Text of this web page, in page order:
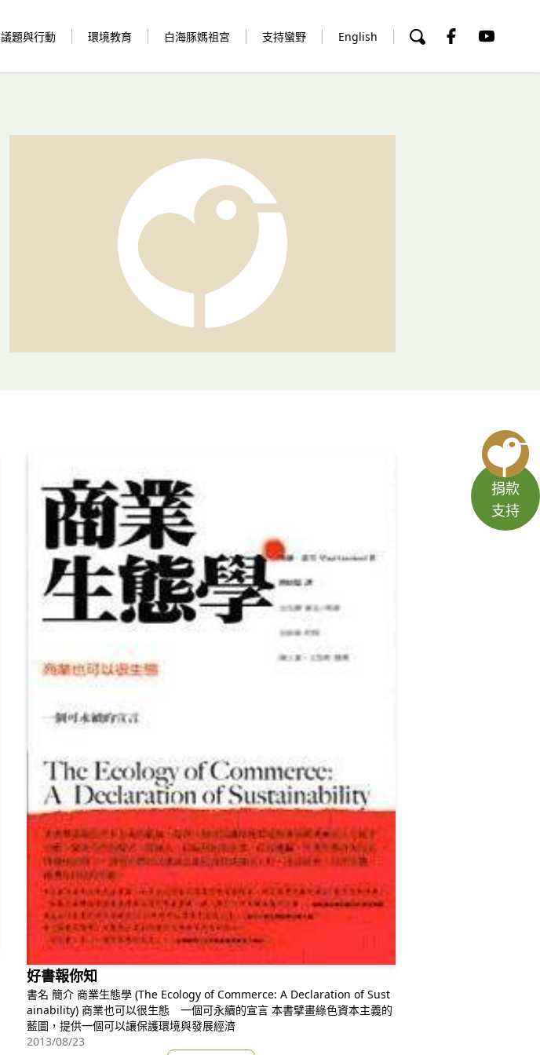
議題與行動 環境教育 白海豚媽祖宮 支持蠻野 English
捐款
支持
好書報你知
書名 簡介 商業生態學 (The Ecology of Commerce: A Declaration of Sust
ainability) 商業也可以很生態 一個可永續的宣言 本書擘畫綠色資本主義的
藍圖，提供一個可以讓保護環境與發展經濟
2013/08/23